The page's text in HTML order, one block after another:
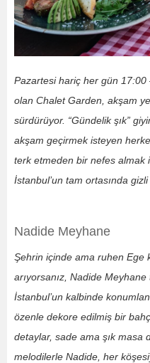
Pazartesi hariç her gün 17:00
olan Chalet Garden, akşam
sürdürüyor. “Gündelik şık”
akşam geçirmek isteyen
terk etmeden bir nefes almak
İstanbul’un tam ortasında
Nadide Meyhane
Şehrin içinde ama ruhen Ege
arıyorsanız, Nadide Meyhane
İstanbul’un kalbinde
özenle dekore edilmiş bir
detaylar, sade ama şık masa
melodilerle Nadide, her